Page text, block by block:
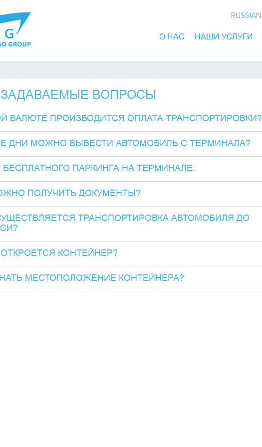
RUSSIAN
О НАС НАШИ УСЛУГИ
ЗАДАВАЕМЫЕ ВОПРОСЫ
ВАЛЮТЕ ПРОИЗВОДИТСЯ ОПЛАТА ТРАНСПОРТИРОВКИ?
ДНИ МОЖНО ВЫВЕСТИ АВТОМОБИЛЬ С ТЕРМИНАЛА?
БЕСПЛАТНОГО ПАРКИНГА НА ТЕРМИНАЛЕ.
ПОЛУЧИТЬ ДОКУМЕНТЫ?
ТРАНСПОРТИРОВКА АВТОМОБИЛЯ ДО
ОТКРОЕТСЯ КОНТЕЙНЕР?
МЕСТОПОЛОЖЕНИЕ КОНТЕЙНЕРА?